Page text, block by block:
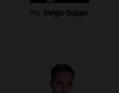
Por Sergio Suppo